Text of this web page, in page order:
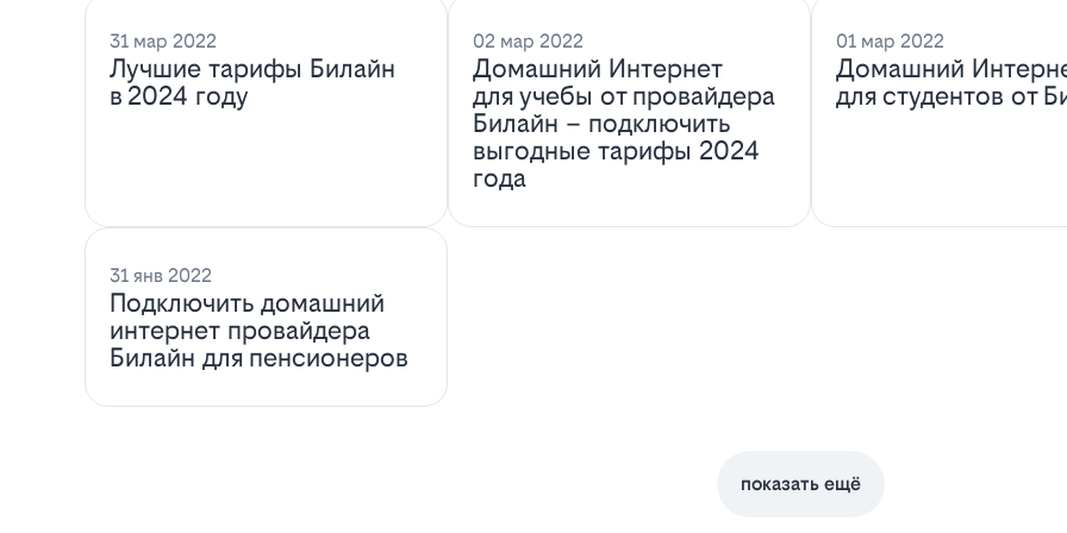
31 мар 2022
Лучшие тарифы Билайн
в 2024 году
02 мар 2022
Домашний Интернет
для учебы от провайдера
Билайн – подключить
выгодные тарифы 2024
года
01 мар 2022
Домашний
для студентов от
31 янв 2022
Подключить домашний
интернет провайдера
Билайн для пенсионеров
показать ещё